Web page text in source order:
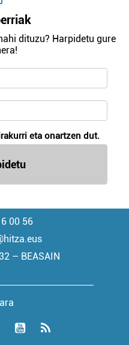
dituzu? Harpidetu gure
eta onartzen dut.
00 56
– BEASAIN